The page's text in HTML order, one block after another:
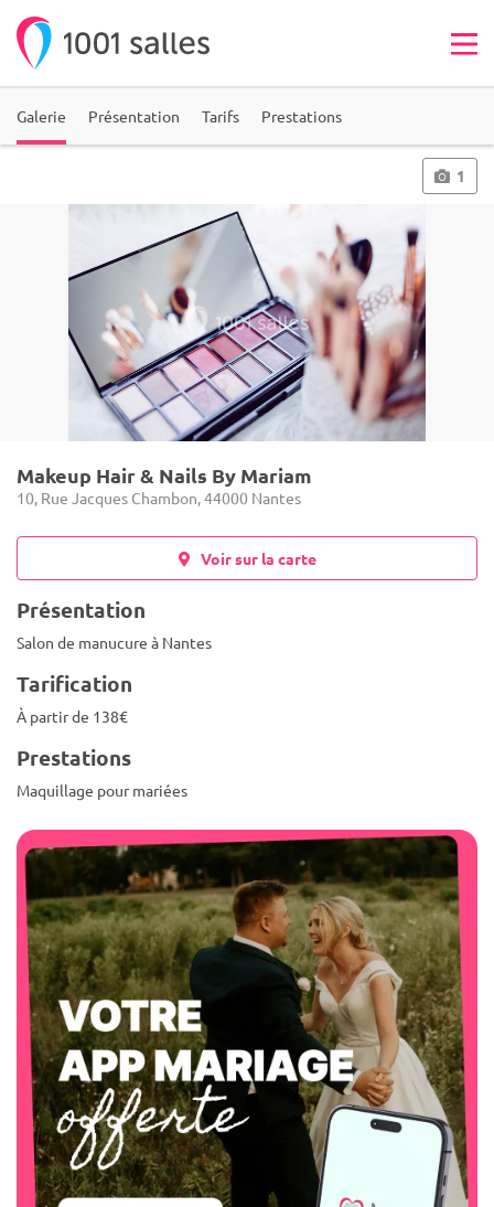
Galerie Présentation Tarifs Prestations
1
Makeup Hair & Nails By Mariam
10, Rue Jacques Chambon, 44000 Nantes
Voir sur la carte
Présentation
Salon de manucure à Nantes
Tarification
À partir de 138€
Prestations
Maquillage pour mariées